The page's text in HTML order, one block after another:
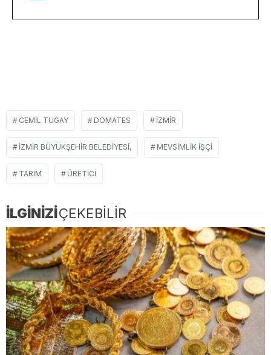
CEMIL TUGAY DOMATES İZMIR
İZMIR BÜYÜKŞEHIR BELEDIYESI, MEVSIMLIK IŞÇI
TARIM ÜRETICI
İLGİNİZİÇEKEBİLİR